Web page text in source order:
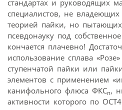
стандартах и руководящих
специалистов, не
теорией пайки, но
псевдонауку под
кончается плачевно!
использование сплава
ступенчатой пайки или
элементов с применением
канифольного флюса ФКСп,
активности которого по